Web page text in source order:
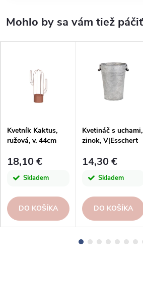
Kvetník Kaktus,
ružová, v. 44cm
18,10 €
Skladem
DO KOŠÍKA
Kvetináč s uchami,
zinok, V|Esschert
14,30 €
Skladem
DO KOŠÍKA